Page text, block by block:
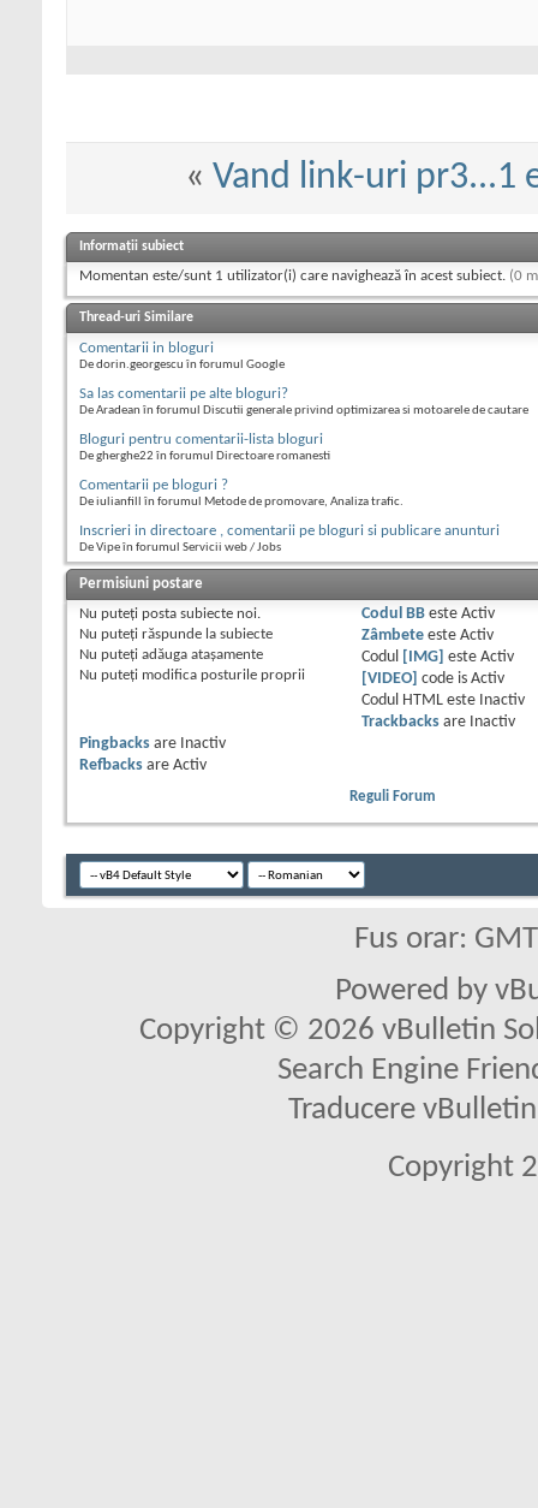
« Vand link-uri pr3...1
Informații subiect
Momentan este/sunt 1 utilizator(i) care navighează în acest subiect. (0
Thread-uri Similare
Comentarii in bloguri
De dorin.georgescu în forumul Google
Sa las comentarii pe alte bloguri?
De Aradean în forumul Discutii generale privind optimizarea si motoarele de cautare
Bloguri pentru comentarii-lista bloguri
De gherghe22 în forumul Directoare romanesti
Comentarii pe bloguri ?
De iulianfill în forumul Metode de promovare, Analiza trafic.
Inscrieri in directoare , comentarii pe bloguri si publicare anunturi
De Vipe în forumul Servicii web / Jobs
Permisiuni postare
Nu puteţi posta subiecte noi.
Nu puteţi răspunde la subiecte
Nu puteţi adăuga ataşamente
Nu puteţi modifica posturile proprii
Codul BBeste Activ
Zâmbeteeste Activ
Codul
[IMG] este Activ
[VIDEO]
code is Activ
Codul HTML este
Inactiv
Trackbacksare
Inactiv
Pingbacks are
Inactiv
Refbacks are Activ
Reguli Forum
Fus orar:
Powered by
Copyright © 2026 vBulletin
Search Engine
Traducere
Copyright